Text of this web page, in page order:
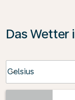
Das Wetter
Celsius
keyboard_arrow_down